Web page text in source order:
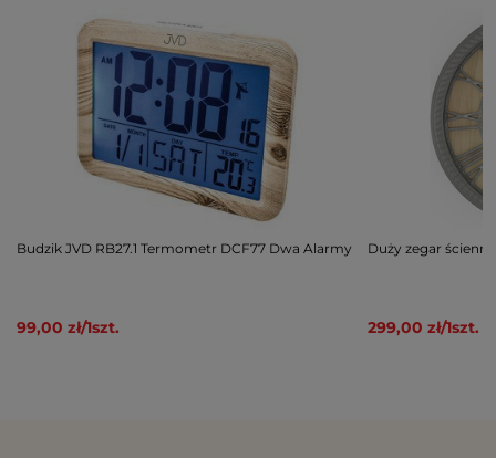
Budzik JVD RB27.1 Termometr DCF77 Dwa Alarmy
99,00 zł/1szt.
Duży zegar
299,00 zł/1szt.